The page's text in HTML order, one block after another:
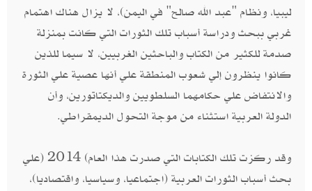
ليبيا، ونظام‮ "‬عبد الله صالح‮" ‬في اليمن‮)‬،‮ ‬لا‮ ‬يزال هناك اهتمام‮
‬غربي ببحث ودراسة أسباب تلك الثورات التي كانت بمنزلة
صدمة للكثير من الكتاب والباحثين الغربيين، لا سيما للذين
كانوا ينظرون إلي شعوب المنطقة علي أنها عصية علي الثورة
والانتفاض علي حكامهما السلطويين والديكتاتورين، وأن
الدولة العربية استثناء من موجة التحول الديمقراطي‮.‬
وقد ركزت تلك الكتابات التي صدرت هذا العام‮ (‬2014‮) ‬علي
بحث أسباب الثورات العربية‮ (‬اجتماعيا، وسياسيا، واقتصاديا‮)‬،